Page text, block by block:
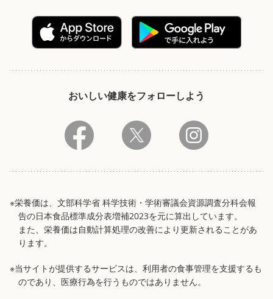
おいしい健康をフォローしよう
※栄養価は、文部科学省 科学技術・学術審議会資源調査分科会報
告の日本食品標準成分表増補2023を元に算出しています。
また、栄養価は自動計算処理の改善により更新されることがあ
ります。
※当サイトが提供するサービスは、利用者の食事管理を支援するも
のであり、医療行為を行うものではありません。